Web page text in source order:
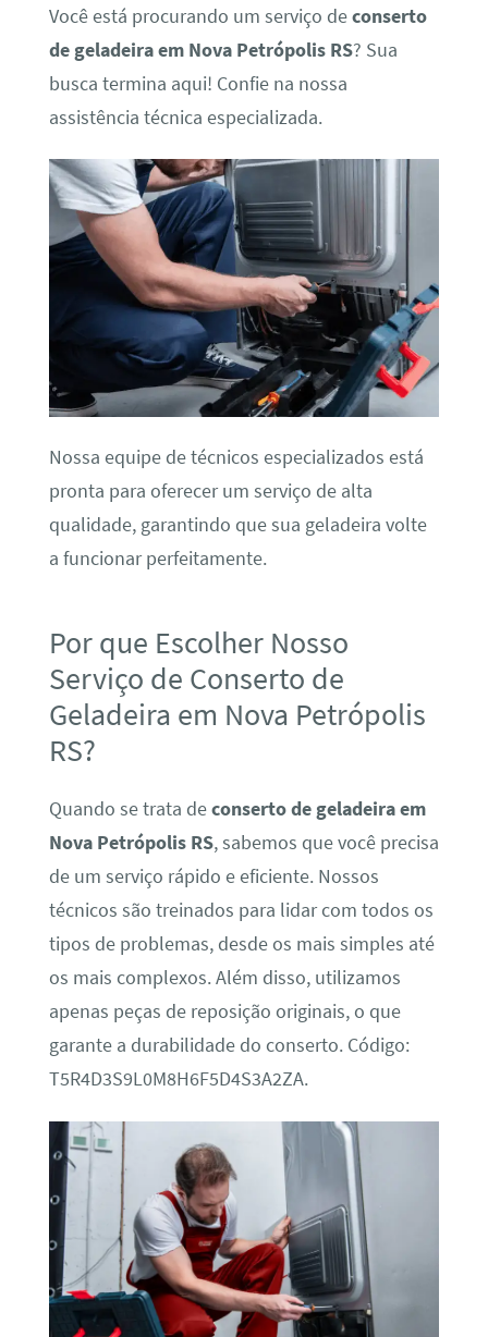
Você está procurando um serviço deconserto
de geladeira em Nova Petrópolis RS? Sua
busca termina aqui! Confie na nossa
assistência técnica especializada.
Nossa equipe de técnicos especializados está
pronta para oferecer um serviço de alta
qualidade, garantindo que sua geladeira volte
a funcionar perfeitamente.
Por que Escolher Nosso
Serviço de Conserto de
Geladeira em Nova Petrópolis
RS?
Quando se trata deconserto de geladeira em
Nova Petrópolis RS, sabemos que você precisa
de um serviço rápido e eficiente. Nossos
técnicos são treinados para lidar com todos os
tipos de problemas, desde os mais simples até
os mais complexos. Além disso, utilizamos
apenas peças de reposição originais, o que
garante a durabilidade do conserto. Código:
T5R4D3S9L0M8H6F5D4S3A2ZA.